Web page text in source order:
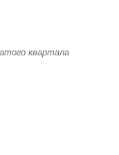
квартала